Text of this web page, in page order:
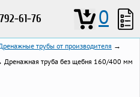
61-76 0
трубы от производителя →
Дренажная труба без щебня 160/400 мм